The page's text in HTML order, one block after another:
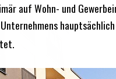
auf Wohn- und